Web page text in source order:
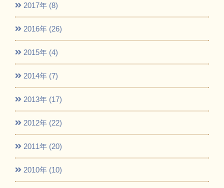
2017年 (8)
2016年 (26)
2015年 (4)
2014年 (7)
2013年 (17)
2012年 (22)
2011年 (20)
2010年 (10)